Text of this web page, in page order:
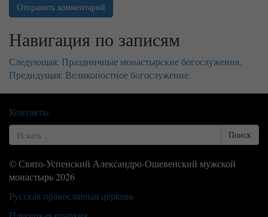
Навигация по записям
Следующая: Праздничные монастырские богослужения.
Предидущая: Великопостное богослужение.
Контакты
Search
for
Поиск
© Свято-Успенский Александро-Ошевенский мужской
монастырь 2026
Русская православная церковь